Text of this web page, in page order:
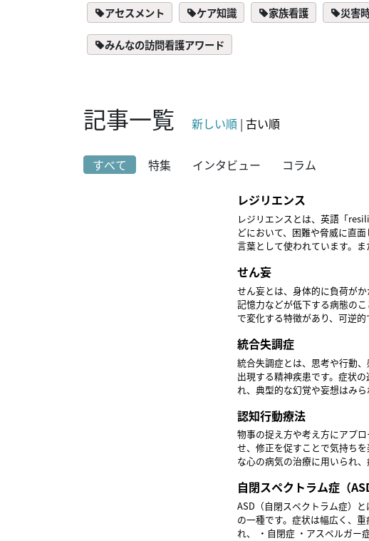
アセスメント ケア知識 家族看護 災害
みんなの訪問看護アワード
記事一覧 新しい順 | 古い順
すべて 特集 インタビュー コラム
レジリエンス
レジリエンスとは、英語「
どにおいて、困難や脅威に直
言葉として使われています。
ね返す力（緩衝力）、柔軟に
んでいます。 看護師にとってレジリエンスは、対象者が本来持つ力を引き出すポジティブヘルスや、看
護師自身が深刻な逆境を経験
て重
せん妄
せん妄とは、身体的に負荷が
記憶力などが低下する病態の
で変化する特徴があり、可逆
悪性腫瘍・心筋梗塞 など ■誘発因子・環境の変化・疼痛・睡眠障害・不安・便秘 など ■準備因
子・脳血管疾患・認知機能障害をはじめとした脳
態で大声を出したりイライラ
意欲が低下した「低活動型せん妄」と
ん妄に遭遇した際は、まず直
常生活の変化はないかをアセ
期せん妄は回復が難しいです
統合失調症
統合失調症とは、思考や行動
出現する精神疾患です。症状
れ、典型的な幻覚や妄想はみ
ます。 幻覚では幻聴が最も多くみられます。妄想に関しては、なんでも自分に関係していると思い込ん
でしまう「関係妄想」や、他
想」、見張られていると感じ
自身の精神的苦痛に繋がります。 急性期を経て回復期に入ると、陽性症状が次第に軽減し、陰
中心となります。薬物療法で
作業療法などのリハビリを併
認知行動療法
物事の捉え方や考え方にアプ
せ、修正を促すことで気持ち
な心の病気の治療に用いられ
ニック院長 豊田 早苗
自閉スペクトラム症（
ASD（自閉スペクトラム症）
の一種です。症状は幅広く、重症度もさまざまです。 かつ
れ、 ・自閉症 ・アスペルガー